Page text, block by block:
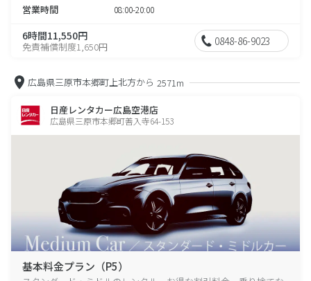
営業時間 08:00-20:00
6時間11,550円
免責補償制度1,650円 0848-86-9023
広島県三原市本郷町上北方から 2571m
日産レンタカー広島空港店
広島県三原市本郷町善入寺64-153
基本料金プラン（P5）